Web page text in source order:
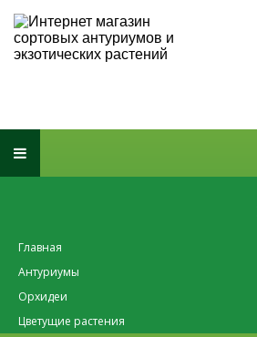
Главная
Антуриумы
Орхидеи
Цветущие растения